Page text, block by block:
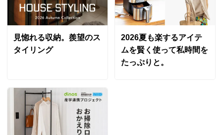
見惚れる収納。羨望のス
タイリング
2026夏も楽するアイテ
ムを賢く使って私時間を
たっぷりと。